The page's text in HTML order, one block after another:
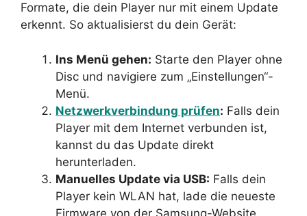
Formate, die dein Player nur mit einem Update
erkennt. So aktualisierst du dein Gerät:
Ins Menü gehen: Starte den Player ohne
Disc und navigiere zum „Einstellungen“-
Menü.
Netzwerkverbindung prüfen: Falls dein
Player mit dem Internet verbunden ist,
kannst du das Update direkt
herunterladen.
Manuelles Update via USB: Falls dein
Player kein WLAN hat, lade die neueste
Firmware von der Samsung-Website